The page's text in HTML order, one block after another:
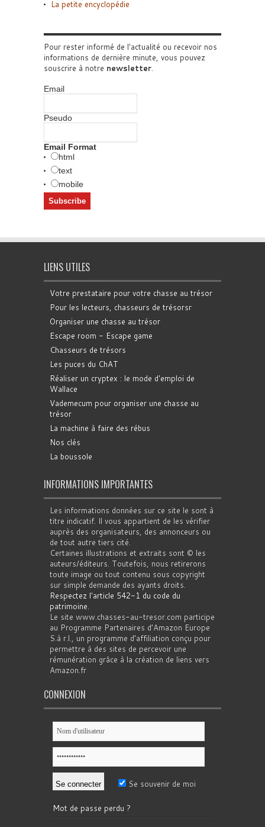
La petite encyclopédie
Pour rester informé de l'actualité ou recevoir nos
informations de dernière minute, vous pouvez
souscrire à notre newsletter.
Email
Pseudo
Email Format
html
text
mobile
LIENS UTILES
Votre prestataire pour votre chasse au trésor
Pour les lecteurs, chasseurs de trésorsr
Organiser une chasse au trésor
Escape room - Escape game
Chasseurs de trésors
Les puces du ChAT
Réaliser un cryptex : le mode d'emploi de
Wallace
Vademecum pour organiser une chasse au
trésor
La machine à faire des rébus
Nos clés
La boussole
INFORMATIONS IMPORTANTES
Les informations données sur ce site le sont à
titre indicatif. Il vous appartient de les vérifier
auprès des organisateurs, des annonceurs ou
de tout autre tiers cité.
Certaines illustrations et extraits sont © les
auteurs/éditeurs. Toutefois, nous retirerons
toute image ou tout contenu sous copyright
sur simple demande des ayants droits.
Respectez l'article 542-1 du code du
patrimoine.
Le site www.chasses-au-tresor.com participe
au Programme Partenaires d’Amazon Europe
S.à r.l., un programme d’affiliation conçu pour
permettre à des sites de percevoir une
rémunération grâce à la création de liens vers
Amazon.fr
CONNEXION
Se souvenir de moi
Mot de passe perdu ?